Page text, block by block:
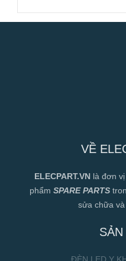
VỀ
ELECPART.VN là đơn
phẩm SPARE PARTS
sửa chữa và
SẢN
ĐÈN LED Y